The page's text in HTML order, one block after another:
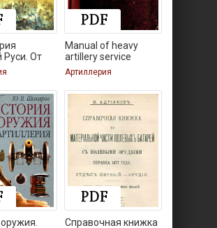
Руси. От
до
Manual of heavy
artillery service
Артиллерия
Справочная книжка